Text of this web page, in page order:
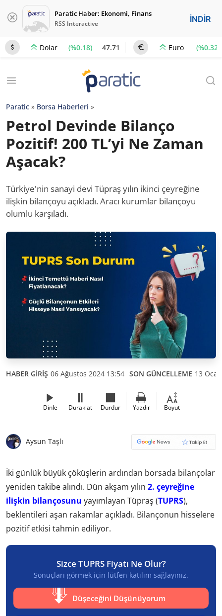
Paratic Haber: Ekonomi, Finans
RSS Interactive İNDİR
Dolar (%0.18) 47.71 Euro (%0.32)
Paratic » Borsa Haberleri »
Petrol Devinde Bilanço
Pozitif! 200 TL’yi Ne Zaman
Aşacak?
Türkiye'nin sanayi devi Tüpraş yılın ikinci çeyreğine
ilişkin bilançoyu açıkladı. Aracı kurumlar bilançoyu
olumlu karşıladı.
HABER GİRİŞ 06 Ağustos 2024 13:54 SON GÜNCELLEME 13
Dinle Duraklat Durdur Yazdır Boyut
Aysun Taşlı
İki günlük büyük çöküşlerin ardından borsada bilançolar
yeniden takibe alındı. Dün akşam yılın 2. çeyreğine
ilişkin bilançosunu yayımlayan Tüpraş (TUPRS),
beklentileri aşan rakamlar açıkladı. Bilançonun hisselere
pozitif etkisi tahmin ediliyor.
Sizce TUPRS Fiyatı Ne Olur?
Sonuçları görmek için lütfen katılım sağlayınız.
Düşeceğini Düşünüyorum